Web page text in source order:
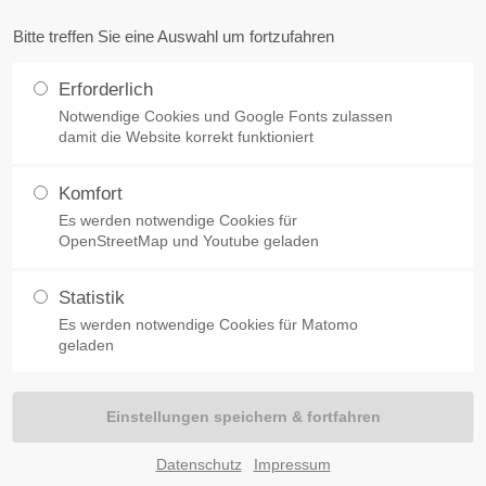
reckermann.de
RECKERMANN ANGEBOTE WOCHENMÄRKTE
HOCHGENUSS AUS OSTBEVERN
Bitte treffen Sie eine Auswahl um fortzufahren
Erforderlich
Notwendige Cookies und Google Fonts zulassen
damit die Website korrekt funktioniert
Komfort
Es werden notwendige Cookies für
OpenStreetMap und Youtube geladen
Statistik
Es werden notwendige Cookies für Matomo
geladen
Datenschutz Impressum